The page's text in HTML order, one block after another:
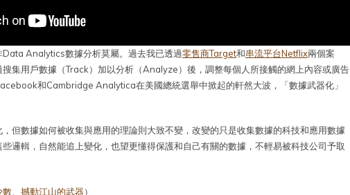
Data Analytics數據分析莫屬。過去我已透過零售商Target和串流平台Netflix兩個案
集用戶數據（Track）加以分析（Analyze）後，調整每個人所接觸的網上內容或廣告
和Cambridge Analytica在美國總統選舉中掀起的軒然大波，「數據武器化」
但數據如何被收集與應用的理論則大致不變，改變的只是收集數據的科技和應用數據
邏輯，自然能追上變化，也望更懂得保護和自己有關的數據，不輕易被科技公司予取
數 撼動江山的武器）